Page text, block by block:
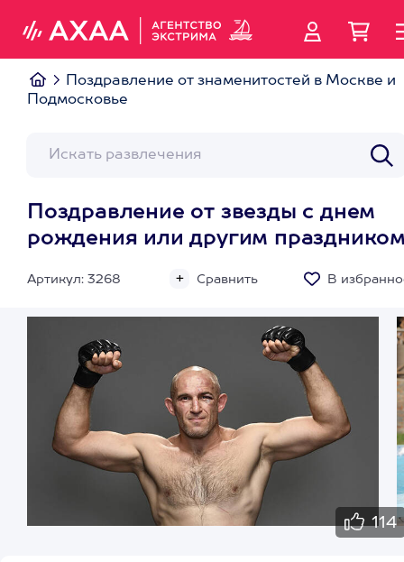
Поздравление от знаменитостей в Москве и
Подмосковье
Поздравление от звезды с днем
рождения или другим
Артикул: 3268 Сравнить В
114